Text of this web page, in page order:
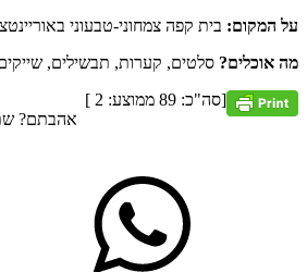
על המקום: בית קפה צמחוני-טבעוני
מה אוכלים? סלטים, קערות, תבשילים,
[סה"כ: 89 ממוצע: 2
]
אהבתם?